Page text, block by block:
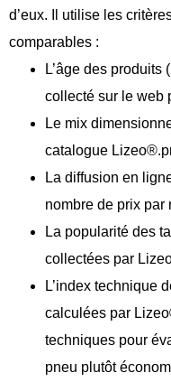
d’eux. Il utilise les
comparables :
L’âge des
collecté sur le web
Le mix
catalogue
La diffusion en
nombre de prix
La popularité des
collectées par
L’index technique
calculées par
techniques pour
pneu plutôt